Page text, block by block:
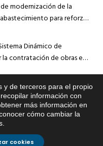
de modernización de la
para reforzar
Dinámico de
la contratación de obras en
de una nueva arteria de
de agua no potable en
Red Quemadas- 1ª Sem
y de terceros para el propio
información con
más información en
conocer cómo cambiar la
cookies
Si tiene cualquier duda sobre
EMACSA, haga click abajo.